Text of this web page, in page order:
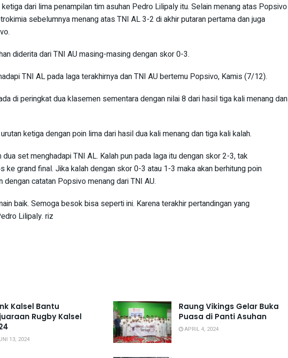
dari lima penampilan tim asuhan Pedro Lilipaly itu. Selain menang atas Popsivo
sebelumnya menang atas TNI AL 3-2 di akhir putaran pertama dan juga
diderita dari TNI AU masing-masing dengan skor 0-3.
TNI AL pada laga terakhirnya dan TNI AU bertemu Popsivo, Kamis (7/12).
di peringkat dua klasemen sementara dengan nilai 8 dari hasil tiga kali menang dan
ketiga dengan poin lima dari hasil dua kali menang dan tiga kali kalah.
dua set menghadapi TNI AL. Kalah pun pada laga itu dengan skor 2-3, tak
ke grand final. Jika kalah dengan skor 0-3 atau 1-3 maka akan berhitung poin
dengan catatan Popsivo menang dari TNI AU.
baik. Semoga besok bisa seperti ini. Karena terakhir pertandingan yang
Lilipaly. riz
Kalsel Bantu
Rugby Kalsel
13, 2024
Raung Vikings Gelar Buka
Puasa di Panti Asuhan
APRIL 4, 2024